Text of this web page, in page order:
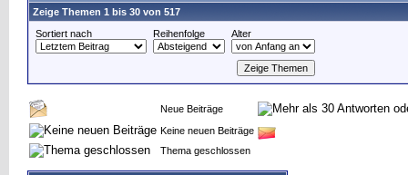
Zeige Themen 1 bis 30 von 517
Sortiert nach
Reihenfolge Alter
Neue Beiträge
Keine neuen Beiträge
Thema geschlossen